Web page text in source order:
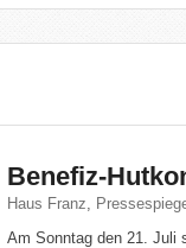
Benefiz-
Haus Franz,
Am Sonntag den 21. Juli